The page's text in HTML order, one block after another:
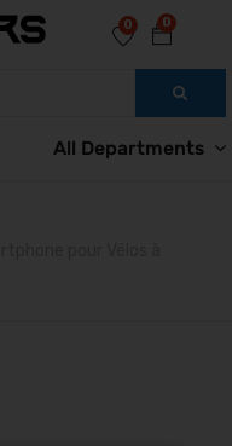
0
0
All Departments